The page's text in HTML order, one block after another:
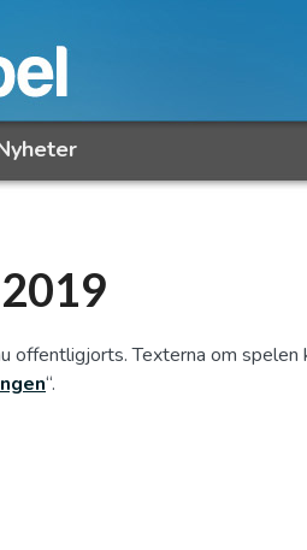
offentligjorts. Texterna om spelen
“.